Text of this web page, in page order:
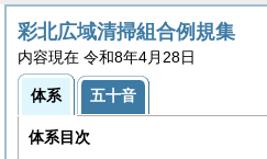
彩北広域清掃組合例規集
内容現在 令和8年4月28日
体系 五十音
体系目次